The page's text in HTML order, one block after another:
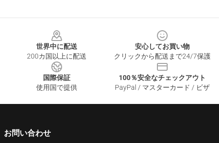
世界中に配送
200カ国以上に配送
安心してお買い物
クリックから配送まで24/7保護
国際保証
使用国で提供
100％安全なチェックアウト
PayPal / マスターカード / ビザ
お問い合わせ